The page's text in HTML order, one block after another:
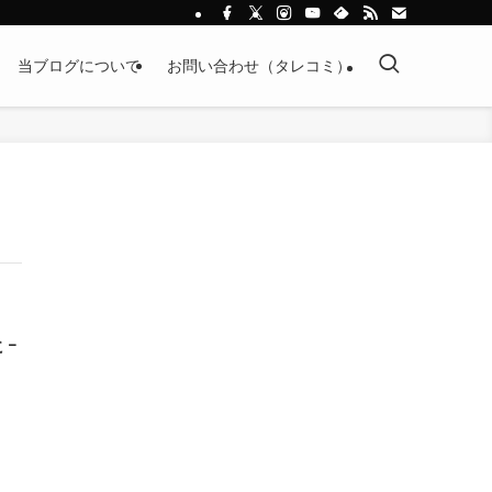
当ブログについて お問い合わせ（タレコミ）
ｰ